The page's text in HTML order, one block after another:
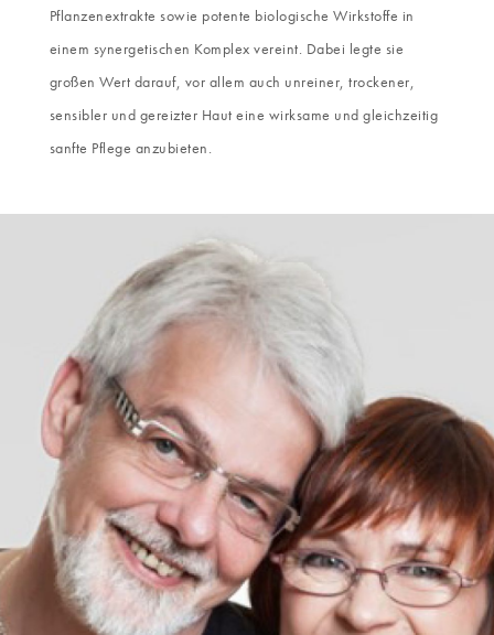
Pflanzenextrakte sowie potente biologische Wirkstoffe in
einem synergetischen Komplex vereint. Dabei legte sie
großen Wert darauf, vor allem auch unreiner, trockener,
sensibler und gereizter Haut eine wirksame und gleichzeitig
sanfte Pflege anzubieten.